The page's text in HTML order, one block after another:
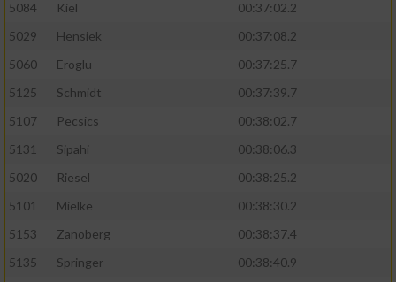
5084 Kiel
00:37:02.2
5029
Hensiek
00:37:08.2
5060
Eroglu
00:37:25.7
5125
Schmidt
00:37:39.7
5107
Pecsics
00:38:02.7
5131
Sipahi
00:38:06.3
5020
Riesel
00:38:25.2
5101
Mielke
00:38:30.2
5153
Zanoberg
00:38:37.4
5135
Springer
00:38:40.9